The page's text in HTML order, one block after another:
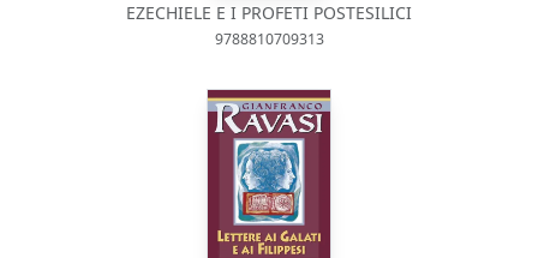
EZECHIELE E I PROFETI POSTESILICI
9788810709313